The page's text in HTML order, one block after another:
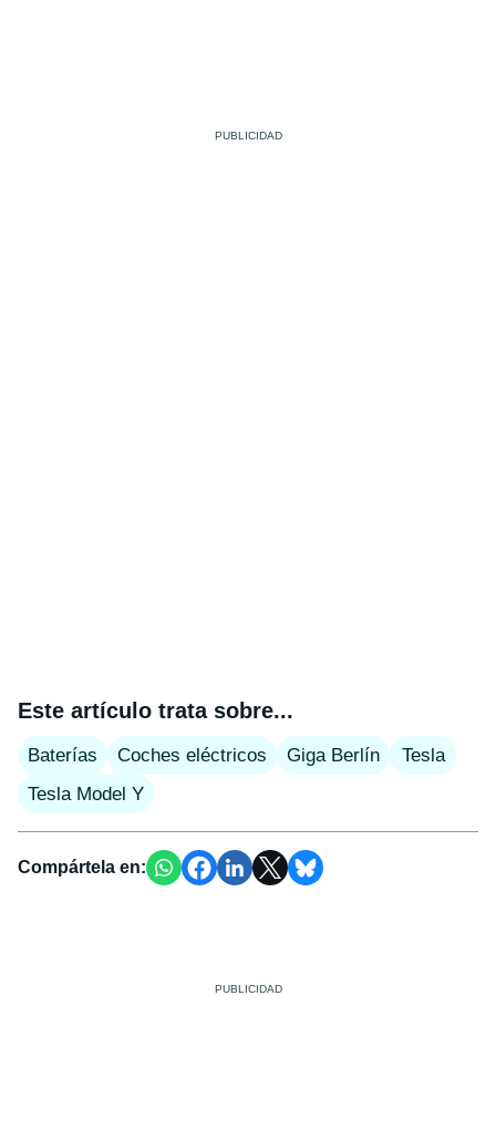
Este artículo trata sobre...
Baterías Coches eléctricos Giga Berlín
Tesla
Tesla Model Y
Compártela en: